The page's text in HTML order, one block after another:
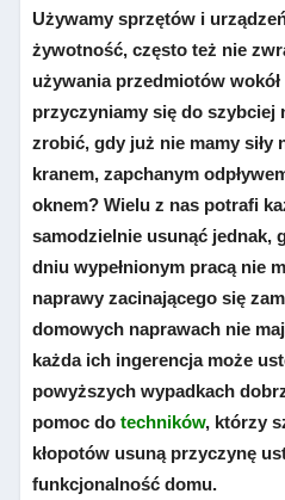
Używamy sprzętów i
żywotność, często też nie
używania przedmiotów
przyczyniamy się do szybciej
zrobić, gdy już nie mamy siły
kranem, zapchanym
oknem? Wielu z nas potrafi
samodzielnie usunąć jednak,
dniu wypełnionym pracą nie
naprawy zacinającego się
domowych naprawach nie
każda ich ingerencja może
powyższych wypadkach
pomoc dotechników, którzy
kłopotów usuną przyczynę
funkcjonalność domu.